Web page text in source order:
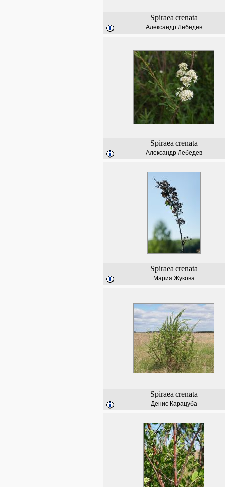
Spiraea crenata
Александр Лебедев
Spiraea crenata
Александр Лебедев
Spiraea crenata
Мария Жукова
Spiraea crenata
Денис Карацуба